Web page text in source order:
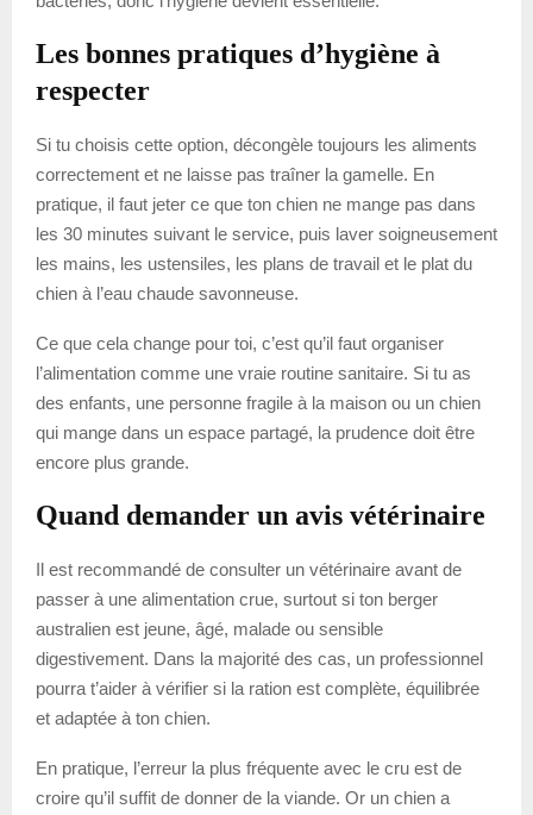
Les bonnes pratiques d’hygiène à
respecter
Si tu choisis cette option, décongèle toujours les aliments
correctement et ne laisse pas traîner la gamelle. En
pratique, il faut jeter ce que ton chien ne mange pas dans
les 30 minutes suivant le service, puis laver soigneusement
les mains, les ustensiles, les plans de travail et le plat du
chien à l’eau chaude savonneuse.
Ce que cela change pour toi, c’est qu’il faut organiser
l’alimentation comme une vraie routine sanitaire. Si tu as
des enfants, une personne fragile à la maison ou un chien
qui mange dans un espace partagé, la prudence doit être
encore plus grande.
Quand demander un avis vétérinaire
Il est recommandé de consulter un vétérinaire avant de
passer à une alimentation crue, surtout si ton berger
australien est jeune, âgé, malade ou sensible
digestivement. Dans la majorité des cas, un professionnel
pourra t’aider à vérifier si la ration est complète, équilibrée
et adaptée à ton chien.
En pratique, l’erreur la plus fréquente avec le cru est de
croire qu’il suffit de donner de la viande. Or un chien a